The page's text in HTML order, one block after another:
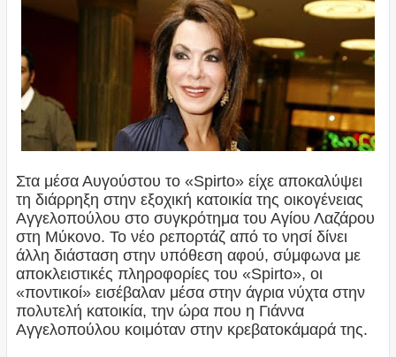
Στα μέσα Αυγούστου το «Spirto» είχε αποκαλύψει
τη διάρρηξη στην εξοχική κατοικία της οικογένειας
Αγγελοπούλου στο συγκρότημα του Αγίου Λαζάρου
στη Μύκονο. Το νέο ρεπορτάζ από το νησί δίνει
άλλη διάσταση στην υπόθεση αφού, σύμφωνα με
αποκλειστικές πληροφορίες του «Spirto», οι
«ποντικοί» εισέβαλαν μέσα στην άγρια νύχτα στην
πολυτελή κατοικία, την ώρα που η Γιάννα
Αγγελοπούλου κοιμόταν στην κρεβατοκάμαρά της.